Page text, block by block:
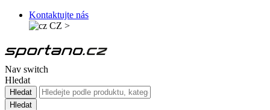
Kontaktujte nás
CZ >
Nav switch
Hledat
Hledat
Hledat